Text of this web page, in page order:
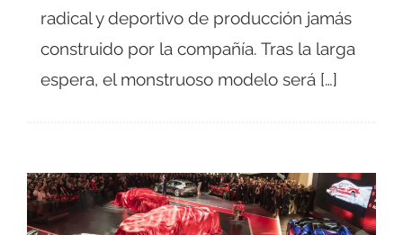
radical y deportivo de producción jamás
construido por la compañía. Tras la larga
espera, el monstruoso modelo será […]